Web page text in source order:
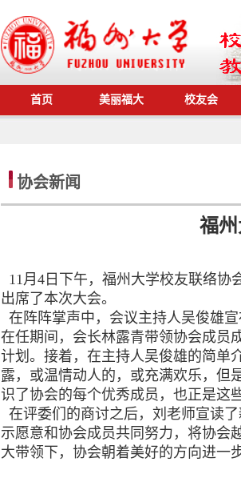
首页 美丽福大 校友会
协会新闻
福
11月4日下午，福州大学校友联络协
出席了本次大会。
在阵阵掌声中，会议主持人吴俊雄
在任期间，会长林露青带领协会成员
计划。 接着，在主持人吴俊雄的简单
露，或温情动人的，或充满欢乐，但
识了协会的每个优秀成员，也正是这
在评委们的商讨之后，刘老师宣读
示愿意和协会成员共同努力，将协会
大带领下，协会朝着美好的方向进一
新闻中